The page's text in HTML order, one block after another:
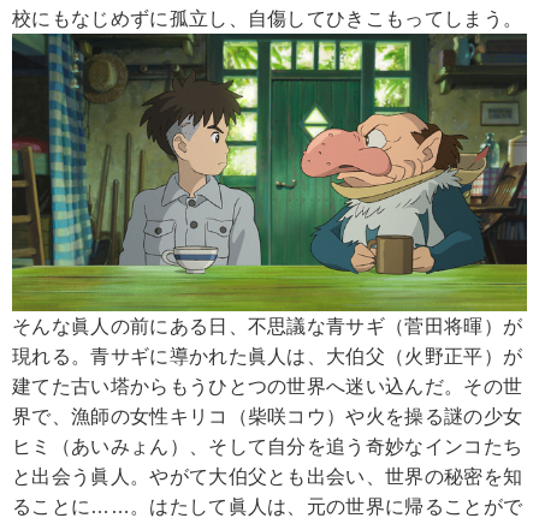
校にもなじめずに孤立し、自傷してひきこもってしまう。
そんな眞人の前にある日、不思議な青サギ（菅田将暉）が
現れる。青サギに導かれた眞人は、大伯父（火野正平）が
建てた古い塔からもうひとつの世界へ迷い込んだ。その世
界で、漁師の女性キリコ（柴咲コウ）や火を操る謎の少女
ヒミ（あいみょん）、そして自分を追う奇妙なインコたち
と出会う眞人。やがて大伯父とも出会い、世界の秘密を知
ることに……。はたして眞人は、元の世界に帰ることがで